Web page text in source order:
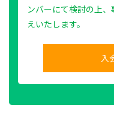
ンバーにて検討の上
えいたします。
入